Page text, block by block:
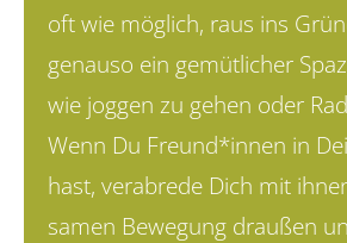
oft wie möglich, raus ins
genauso ein gemütlicher
wie joggen zu gehen oder
Wenn Du Freund*innen in
hast, verabrede Dich mit
samen Bewegung draußen